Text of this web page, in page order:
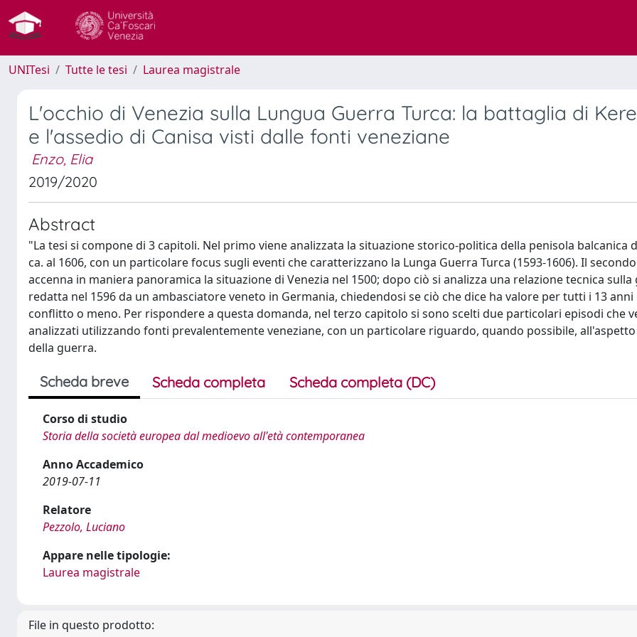
UNITesi Tutte le tesi Laurea magistrale
L'occhio di Venezia sulla Lungua Guerra Turca: la battaglia di
e l'assedio di Canisa visti dalle fonti veneziane
Enzo, Elia
2019/2020
Abstract
"La tesi si compone di 3 capitoli. Nel primo viene analizzata la situazione storico-politica della penisola balcanica
ca. al 1606, con un particolare focus sugli eventi che caratterizzano la Lunga Guerra Turca (1593-1606). Il
accenna in maniera panoramica la situazione di Venezia nel 1500; dopo ciò si analizza una relazione tecnica sulla
redatta nel 1596 da un ambasciatore veneto in Germania, chiedendosi se ciò che dice ha valore per tutti i 13 anni
conflitto o meno. Per rispondere a questa domanda, nel terzo capitolo si sono scelti due particolari episodi che
analizzati utilizzando fonti prevalentemente veneziane, con un particolare riguardo, quando possibile,
della guerra.
Scheda breve Scheda completa Scheda completa (DC)
Corso di studio
Storia della società europea dal medioevo all'età contemporanea
Anno Accademico
2019-07-11
Relatore
Pezzolo, Luciano
Appare nelle tipologie:
Laurea magistrale
File in questo prodotto: